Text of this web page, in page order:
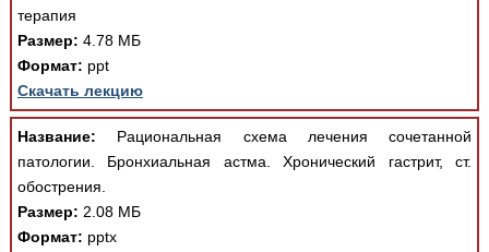
терапия
Размер: 4.78 МБ
Формат: ppt
Скачать лекцию
Название: Рациональная схема лечения сочетанной
патологии. Бронхиальная астма. Хронический гастрит, ст.
обострения.
Размер: 2.08 МБ
Формат: pptx